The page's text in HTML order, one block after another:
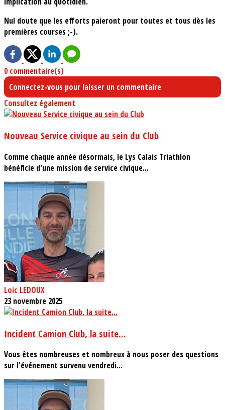
Nul doute que les efforts paieront pour toutes et tous dès les
premières courses ;-).
0 commentaire(s)
Connectez-vous pour laisser un commentaire
Consultez également
Nouveau Service civique au sein du Club
Comme chaque année désormais, le Lys Calais Triathlon
bénéficie d'une mission de service civique...
Loic LEDOUX
23 novembre 2025
Incident Camion Club, la suite...
Vous êtes nombreuses et nombreux à nous poser des questions
sur l'événement survenu vendredi...